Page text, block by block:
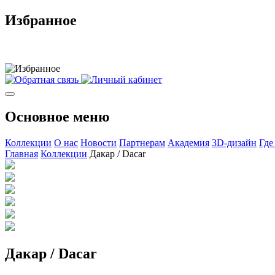
Избранное
Основное меню
Коллекции О нас Новости Партнерам Академия 3D-дизайн
Главная Коллекции Дакар / Dacar
Дакар / Dacar